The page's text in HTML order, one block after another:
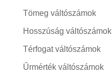
Tömeg váltószámok
Hosszúság váltószámok
Térfogat váltószámok
Űrmérték váltószámok